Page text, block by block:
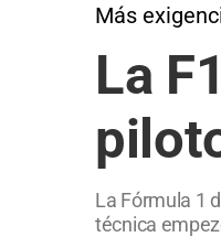
Más
La
La Fórmula 1
técnica